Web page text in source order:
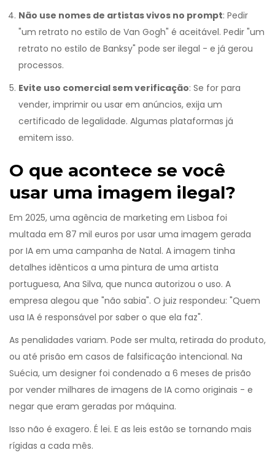
Não use nomes de artistas vivos no prompt: Pedir
"um retrato no estilo de Van Gogh" é aceitável. Pedir "um
retrato no estilo de Banksy" pode ser ilegal - e já gerou
processos.
Evite uso comercial sem verificação: Se for para
vender, imprimir ou usar em anúncios, exija um
certificado de legalidade. Algumas plataformas já
emitem isso.
O que acontece se você
usar uma imagem ilegal?
Em 2025, uma agência de marketing em Lisboa foi
multada em 87 mil euros por usar uma imagem gerada
por IA em uma campanha de Natal. A imagem tinha
detalhes idênticos a uma pintura de uma artista
portuguesa, Ana Silva, que nunca autorizou o uso. A
empresa alegou que "não sabia". O juiz respondeu: "Quem
usa IA é responsável por saber o que ela faz".
As penalidades variam. Pode ser multa, retirada do produto,
ou até prisão em casos de falsificação intencional. Na
Suécia, um designer foi condenado a 6 meses de prisão
por vender milhares de imagens de IA como originais - e
negar que eram geradas por máquina.
Isso não é exagero. É lei. E as leis estão se tornando mais
rígidas a cada mês.